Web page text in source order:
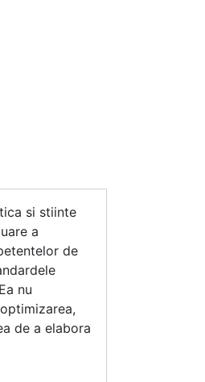
si stiinte
a
de
nu
de a elabora